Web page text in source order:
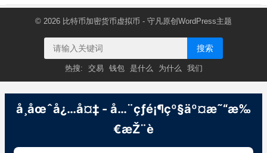
© 2026 比特币加密货币虚拟币 - 守凡原创 WordPress主题
搜索
热搜: 交易 钱包 是什么 为什么 我们